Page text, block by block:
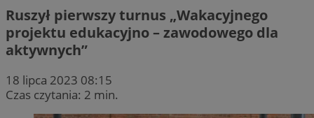
Ruszył pierwszy turnus „Wakacyjnego
projektu edukacyjno – zawodowego dla
aktywnych”
18 lipca 2023 08:15
Czas czytania: 2 min.